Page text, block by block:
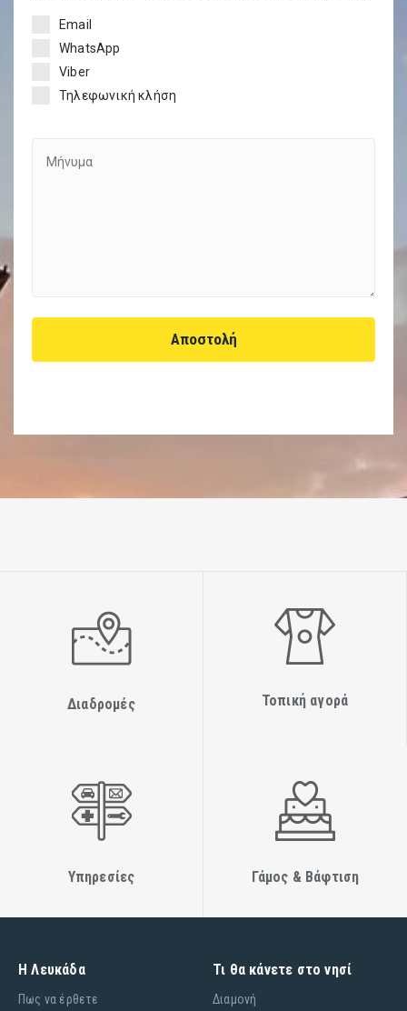
Email
WhatsApp
Viber
Τηλεφωνική κλήση
Αποστολή
Διαδρομές Τοπική αγορά
Υπηρεσίες Γάμος & Βάφτιση
Η Λευκάδα
Πως να έρθετε
Τι θα κάνετε στο νησί
Διαμονή